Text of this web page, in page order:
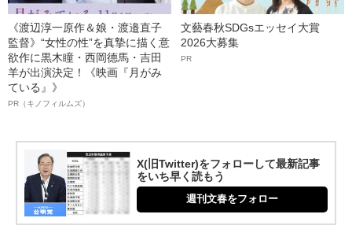
《渡辺淳一原作＆娘・渡邉直子
監督》“女性の性”を真摯に描く意
欲作に黒木瞳・西岡德馬・吉田
羊が出演決定！《映画『月がみ
ている』》
PR（キノフィルムズ）
文藝春秋SDGsエッセイ大賞
2026大募集
PR
X(旧Twitter)をフォローして最新記事
をいち早く読もう
週刊文春をフォロー